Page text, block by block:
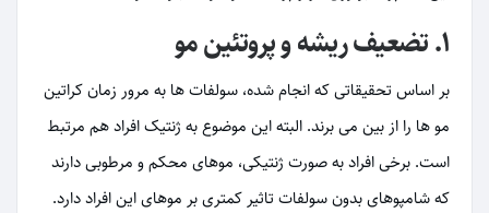
۱. تضعیف ریشه و پروتئین مو
بر اساس تحقیقاتی که انجام شده، سولفات ها به مرور زمان کراتین
مو ها را از بین می برند. البته این موضوع به ژنتیک افراد هم مرتبط
است. برخی افراد به صورت ژنتیکی، موهای محکم و مرطوبی دارند
که شامپوهای بدون سولفات تاثیر کمتری بر موهای این افراد دارد.